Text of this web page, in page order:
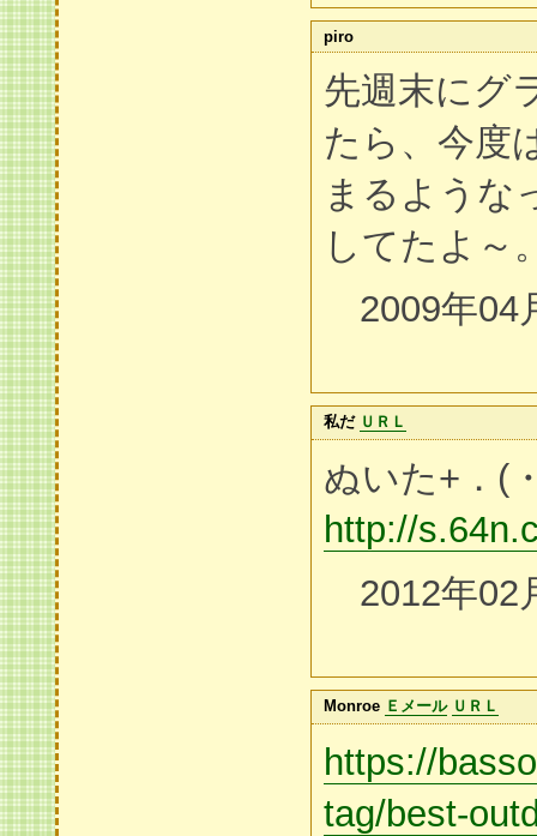
piro
先週末にグ
たら、今度
まるような
してたよ～
2009年04
私だ ＵＲＬ
ぬいた+．(
http://
2012年02
Monroe Ｅメール ＵＲＬ
https://
tag/best-